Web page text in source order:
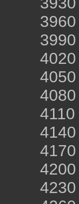
3960
3990
4020
4050
4080
4110
4140
4170
4200
4230